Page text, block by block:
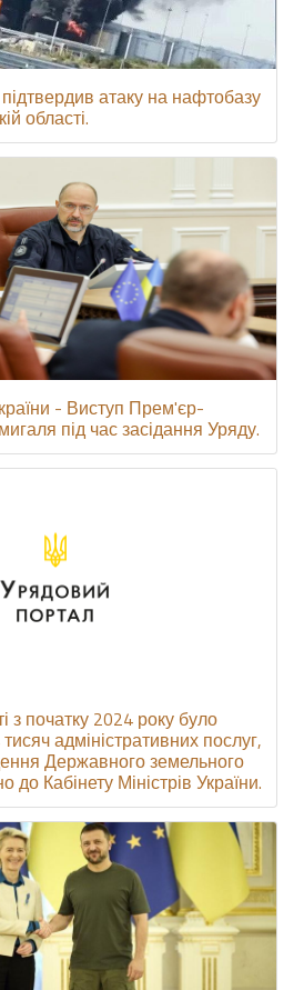
атаку на нафтобазу
області.
- Виступ Прем'єр-
під час засідання Уряду.
з початку 2024 року було
адміністративних послуг,
Державного земельного
до Кабінету Міністрів України.